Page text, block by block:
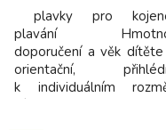
plavky pro
plavání
doporučení a věk dítěte
orientační,
k individuálním